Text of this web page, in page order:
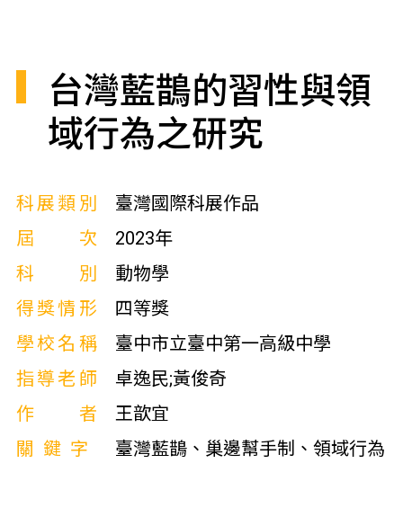
台灣藍鵲的習性與領
域行為之研究
科展類別
臺灣國際科展作品
屆次
2023年
科別
動物學
得獎情形
四等獎
學校名稱
臺中市立臺中第一高級中學
指導老師
卓逸民;黃俊奇
作者
王歆宜
關鍵字
臺灣藍鵲、巢邊幫手制、領域行為